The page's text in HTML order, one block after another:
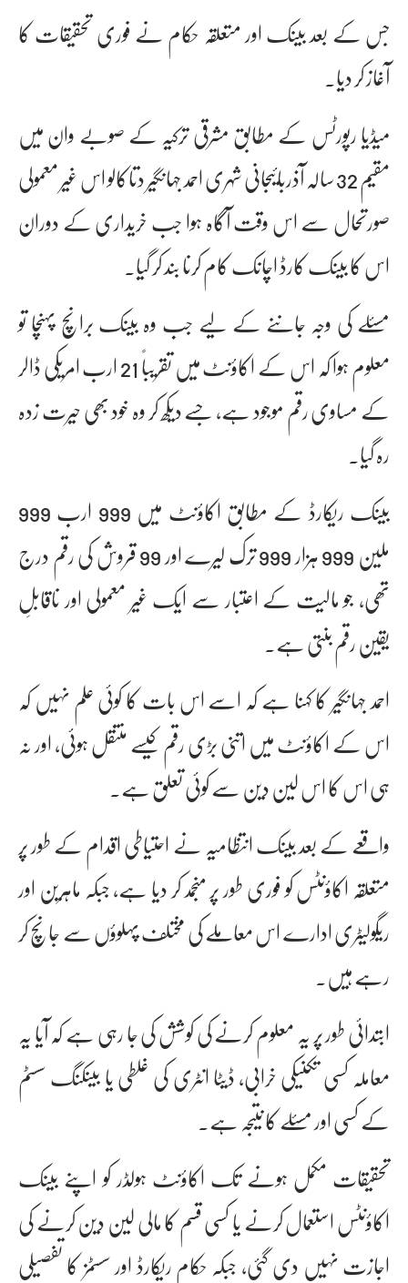
جس کے بعد بینک اور متعلقہ حکام نے فوری تحقیقات کا
آغاز کر دیا۔
میڈیا رپورٹس کے مطابق مشرقی ترکیہ کے صوبے وان میں
مقیم 32 سالہ آذربائیجانی شہری احمد جہانگیر دتاکالو اس غیر معمولی
صورتحال سے اس وقت آگاہ ہوا جب خریداری کے دوران
اس کا بینک کارڈ اچانک کام کرنا بند کر گیا۔
مسئلے کی وجہ جاننے کے لیے جب وہ بینک برانچ پہنچا تو
معلوم ہوا کہ اس کے اکاؤنٹ میں تقریباً 21 ارب امریکی ڈالر
کے مساوی رقم موجود ہے، جسے دیکھ کر وہ خود بھی حیرت زدہ
رہ گیا۔
بینک ریکارڈ کے مطابق اکاؤنٹ میں 999 ارب 999
ملین 999 ہزار 999 ترک لیرے اور 99 قروش کی رقم درج
تھی، جو مالیت کے اعتبار سے ایک غیر معمولی اور ناقابلِ
یقین رقم بنتی ہے۔
احمد جہانگیر کا کہنا ہے کہ اسے اس بات کا کوئی علم نہیں کہ
اس کے اکاؤنٹ میں اتنی بڑی رقم کیسے منتقل ہوئی، اور نہ
ہی اس کا اس لین دین سے کوئی تعلق ہے۔
واقعے کے بعد بینک انتظامیہ نے احتیاطی اقدام کے طور پر
متعلقہ اکاؤنٹس کو فوری طور پر منجمد کر دیا ہے، جبکہ ماہرین اور
ریگولیٹری ادارے اس معاملے کی مختلف پہلوؤں سے جانچ کر
رہے ہیں۔
ابتدائی طور پر یہ معلوم کرنے کی کوشش کی جا رہی ہے کہ آیا یہ
معاملہ کسی تکنیکی خرابی، ڈیٹا انٹری کی غلطی یا بینکنگ سسٹم
کے کسی اور مسئلے کا نتیجہ ہے۔
تحقیقات مکمل ہونے تک اکاؤنٹ ہولڈر کو اپنے بینک
اکاؤنٹس استعمال کرنے یا کسی قسم کا مالی لین دین کرنے کی
اجازت نہیں دی گئی، جبکہ حکام ریکارڈ اور سسٹمز کا تفصیلی